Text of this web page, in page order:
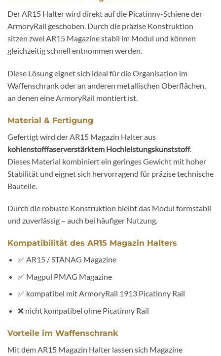
Der AR15 Halter wird direkt auf die Picatinny-Schiene der
ArmoryRail geschoben. Durch die präzise Konstruktion
sitzen zwei AR15 Magazine stabil im Modul und können
gleichzeitig schnell entnommen werden.
Diese Lösung eignet sich ideal für die Organisation im
Waffenschrank oder an anderen metallischen Oberflächen,
an denen eine ArmoryRail montiert ist.
Material & Fertigung
Gefertigt wird der AR15 Magazin Halter aus
kohlenstofffaserverstärktem Hochleistungskunststoff.
Dieses Material kombiniert ein geringes Gewicht mit hoher
Stabilität und eignet sich hervorragend für präzise technische
Bauteile.
Durch die robuste Konstruktion bleibt das Modul formstabil
und zuverlässig – auch bei häufiger Nutzung.
Kompatibilität des AR15 Magazin Halters
✅ AR15 / STANAG Magazine
✅ Magpul PMAG Magazine
✅ kompatibel mit ArmoryRail 1913 Picatinny Rail
❌ nicht kompatibel ohne Picatinny Rail
Vorteile im Waffenschrank
Mit dem AR15 Magazin Halter lassen sich Magazine